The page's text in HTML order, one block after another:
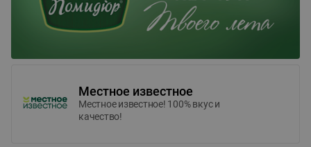
Местное известное
Местное известное! 100% вкус и
качество!